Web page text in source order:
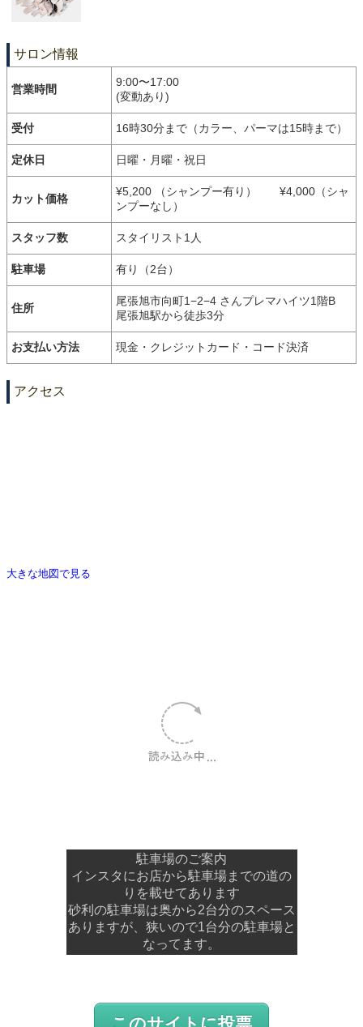
サロン情報
営業時間
9:00〜17:00
(変動あり)
受付 16時30分まで（カラー、パーマは15時まで）
定休日 日曜・月曜・祝日
カット価格
¥5,200 （シャンプー有り） ¥4,000（シャ
ンプーなし）
スタッフ数 スタイリスト1人
駐車場 有り（2台）
住所
尾張旭市向町1−2−4 さんプレマハイツ1階B
尾張旭駅から徒歩3分
お支払い方法 現金・クレジットカード・コード決済
アクセス
大きな地図で見る
駐車場のご案内
インスタにお店から駐車場までの道の
りを載せてあります
砂利の駐車場は奥から2台分のスペース
ありますが、狭いので1台分の駐車場と
なってます。